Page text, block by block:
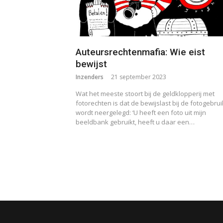
Auteursrechtenmafia: Wie eist
bewijst
Inzenders 21 september 2023
Wat het meeste stoort bij de geldklopperij met
fotorechten is dat de bewijslast bij de
wordt neergelegd: ‘U heeft een foto uit mijn
beeldbank gebruikt, heeft u daar een…